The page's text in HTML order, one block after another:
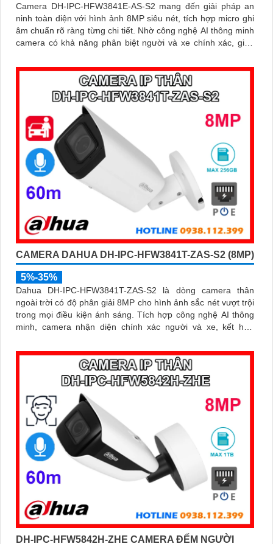
Camera DH-IPC-HFW3841E-AS-S2 mang đến giải pháp an
ninh toàn diện với hình ảnh 8MP siêu nét, tích hợp micro ghi
âm chuẩn rõ ràng từng chi tiết. Nhờ công nghệ AI thông minh
camera có khả năng phân biệt người và xe chính xác, giúp
CAMERA DAHUA DH-IPC-HFW3841T-ZAS-S2 (8MP)
5%-35%
Dahua DH-IPC-HFW3841T-ZAS-S2 là dòng camera thân
ngoài trời có độ phân giải 8MP cho hình ảnh sắc nét vượt trội
trong mọi điều kiện ánh sáng. Tích hợp công nghệ AI thông
minh, camera nhận diện chính xác người và xe, kết hợp
đến 256GB mang đến giải pháp giám sát toàn diện và hiệu
DH-IPC-HFW5842H-ZHE CAMERA ĐẾM NGƯỜI